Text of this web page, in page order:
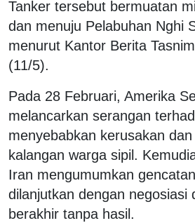
Tanker tersebut bermuatan
dan menuju Pelabuhan Nghi
menurut Kantor Berita
(11/5).
Pada 28 Februari, Amerika
melancarkan serangan
menyebabkan kerusakan
kalangan warga sipil.
Iran mengumumkan
dilanjutkan dengan negosiasi
berakhir tanpa hasil.